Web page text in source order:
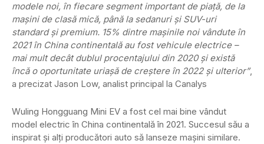
modele noi, în fiecare segment important de piață, de la
mașini de clasă mică, până la sedanuri și SUV-uri
standard și premium. 15% dintre mașinile noi vândute în
2021 în China continentală au fost vehicule electrice –
mai mult decât dublul procentajului din 2020 și există
încă o oportunitate uriașă de creștere în 2022 și ulterior”,
a precizat Jason Low, analist principal la Canalys
Wuling Hongguang Mini EV a fost cel mai bine vândut
model electric în China continentală în 2021. Succesul său a
inspirat și alți producători auto să lanseze mașini similare.